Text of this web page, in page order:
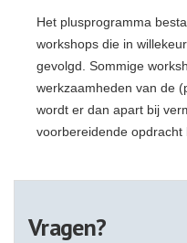
Het plusprogramma
workshops die in
gevolgd. Sommige
werkzaamheden van de
wordt er dan apart bij
voorbereidende opdracht
Vragen?